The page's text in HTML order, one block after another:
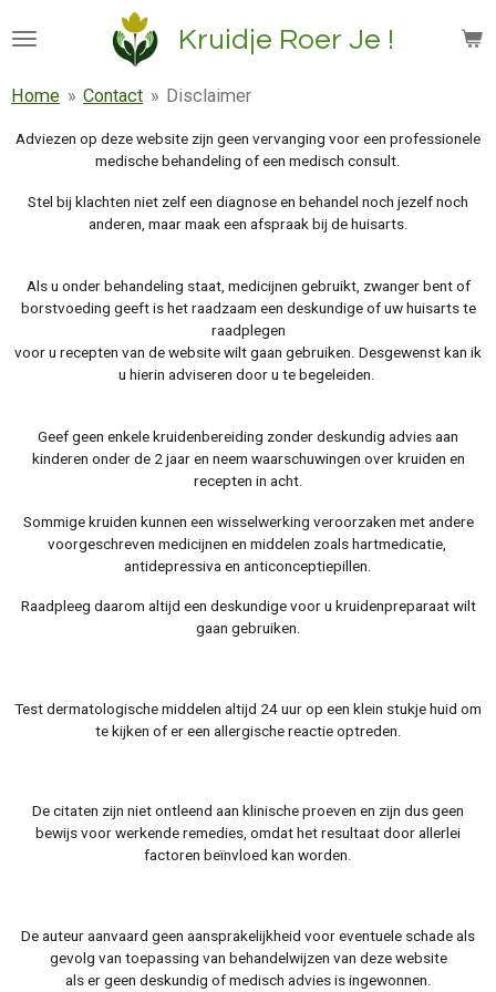
direct
de
hoofdinhoud
Kruidje Roer Je !
Home » Contact » Disclaimer
Adviezen op deze website zijn geen vervanging voor een professionele
medische behandeling of een medisch consult.
Stel bij klachten niet zelf een diagnose en behandel noch jezelf noch
anderen, maar maak een afspraak bij de huisarts.
Als u onder behandeling staat, medicijnen gebruikt, zwanger bent of
borstvoeding geeft is het raadzaam een deskundige of uw huisarts te
raadplegen
voor u recepten van de website wilt gaan gebruiken. Desgewenst kan ik
u hierin adviseren door u te begeleiden.
Geef geen enkele kruidenbereiding zonder deskundig advies aan
kinderen onder de 2 jaar en neem waarschuwingen over kruiden en
recepten in acht.
Sommige kruiden kunnen een wisselwerking veroorzaken met andere
voorgeschreven medicijnen en middelen zoals hartmedicatie,
antidepressiva en anticonceptiepillen.
Raadpleeg daarom altijd een deskundige voor u kruidenpreparaat wilt
gaan gebruiken
Test dermatologische middelen altijd 24 uur op een klein stukje huid om
te kijken of er een allergische reactie optreden.
De citaten zijn niet ontleend aan klinische proeven en zijn dus geen
bewijs voor werkende remedies, omdat het resultaat door allerlei
factoren beïnvloed kan worden.
De auteur aanvaard geen aansprakelijkheid voor eventuele schade als
gevolg van toepassing van behandelwijzen van deze website
als er geen deskundig of medisch advies is ingewonnen.